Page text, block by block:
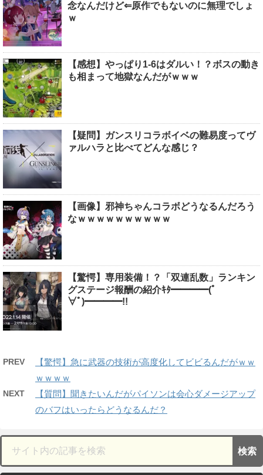
念なんだけど⇐原作でもないのに無理でしょ
ｗ
【感想】やっぱり1-6はダルい！？ボスの動き
も相まって地獄なんだがｗｗｗ
【疑問】ガンスリコラボイベの難易度ってヴ
ァルハラと比べてどんな感じ？
【画像】邪神ちゃんコラボどうなるんだろう
なｗｗｗｗｗｗｗｗｗｗ
【驚愕】専用装備！？「双連乱数」ランキン
グステージ報酬の紹介ｷﾀ━━━━(ﾟ
∀ﾟ)━━━━!!
PREV
【驚愕】急に武器の技術が高度化してビビるんだがｗｗ
ｗｗｗｗ
NEXT
【質問】聞きたいんだがパイソンは会心ダメージアップ
のバフはいったらどうなるんだ？